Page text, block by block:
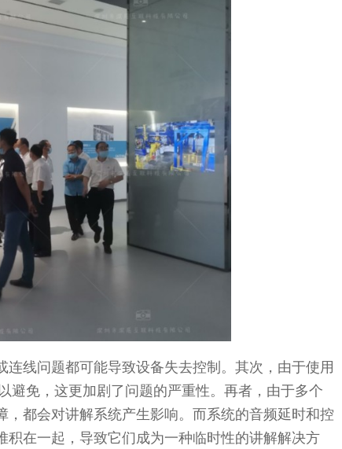
线问题都可能导致设备失去控制。其次，由于使用
避免，这更加剧了问题的严重性。再者，由于多个
都会对讲解系统产生影响。而系统的音频延时和控
在一起，导致它们成为一种临时性的讲解解决方